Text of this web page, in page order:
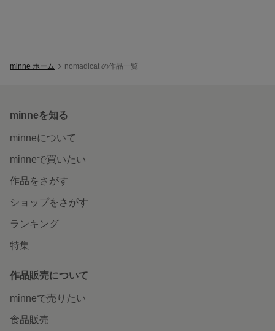
minne ホーム nomadicat の作品一覧
minneを知る
minneについて
minneで買いたい
作品をさがす
ショップをさがす
ランキング
特集
作品販売について
minneで売りたい
食品販売